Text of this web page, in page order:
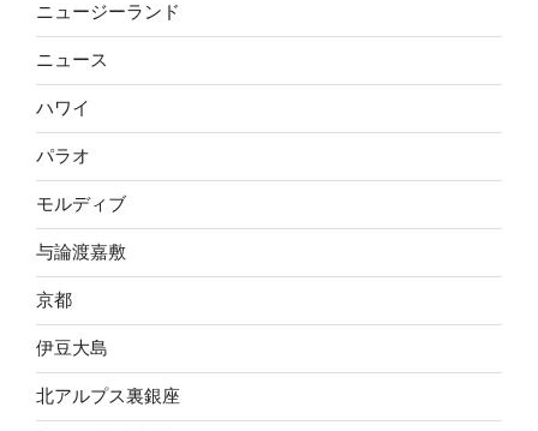
ニュージーランド
ニュース
ハワイ
パラオ
モルディブ
与論渡嘉敷
京都
伊豆大島
北アルプス裏銀座